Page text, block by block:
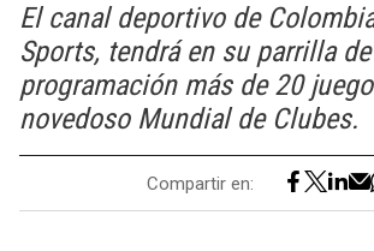
El canal deportivo de
Sports, tendrá en su parrilla de
programación más de 20
novedoso Mundial de Clubes.
Compartir en: